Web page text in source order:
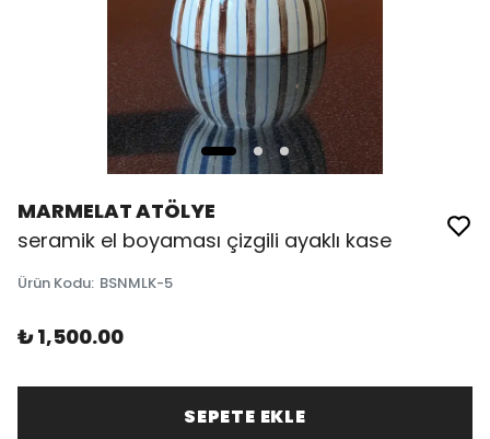
MARMELAT ATÖLYE
seramik el boyaması çizgili ayaklı kase
Ürün Kodu: BSNMLK-5
₺ 1,500.00
SEPETE EKLE